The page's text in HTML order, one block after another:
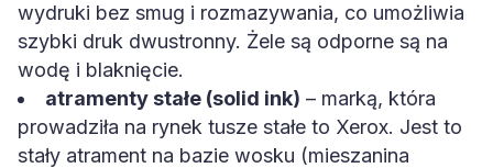
wydruki bez smug i rozmazywania, co umożliwia
szybki druk dwustronny. Żele są odporne są na
wodę i blaknięcie.
atramenty stałe (solid ink) – marką, która
prowadziła na rynek tusze stałe to Xerox. Jest to
stały atrament na bazie wosku (mieszanina